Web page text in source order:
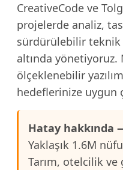
CreativeCode ve
projelerde analiz,
sürdürülebilir teknik
altında yönetiyoruz.
ölçeklenebilir
hedeflerinize uygun
Hatay hakkında
Yaklaşık 1.6M
Tarım, otelcilik ve